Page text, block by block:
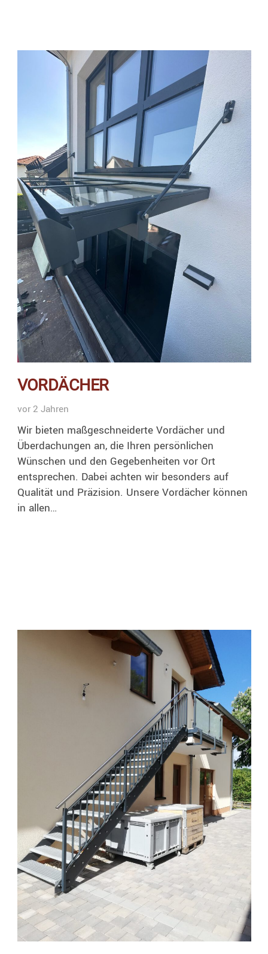
VORDÄCHER
vor 2 Jahren
Wir bieten maßgeschneiderte Vordächer und
Überdachungen an, die Ihren persönlichen
Wünschen und den Gegebenheiten vor Ort
entsprechen. Dabei achten wir besonders auf
Qualität und Präzision. Unsere Vordächer können
in allen…